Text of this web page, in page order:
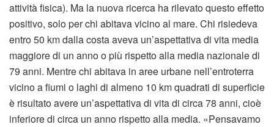
attività fisica). Ma la nuova ricerca ha rilevato questo effetto
positivo, solo per chi abitava vicino al mare. Chi risiedeva
entro 50 km dalla costa aveva un’aspettativa di vita media
maggiore di un anno o più rispetto alla media nazionale di
79 anni. Mentre chi abitava in aree urbane nell’entroterra
vicino a fiumi o laghi di almeno 10 km quadrati di superficie
è risultato avere un’aspettativa di vita di circa 78 anni, cioè
inferiore di circa un anno rispetto alla media. «Pensavamo